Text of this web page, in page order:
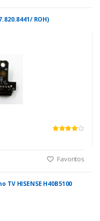
ROH)
Favoritos
HISENSE H40B5100